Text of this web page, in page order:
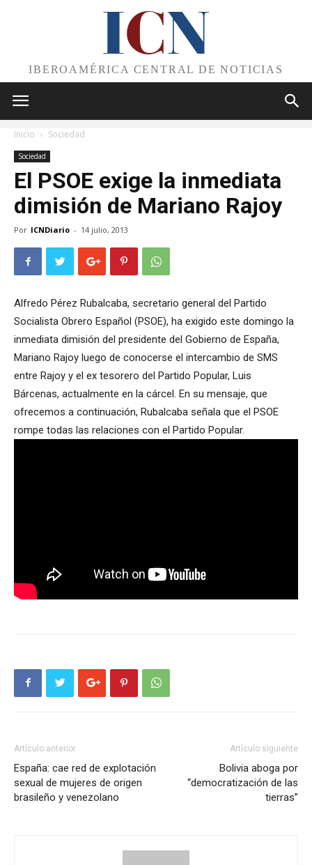
ICN
IBEROAMÉRICA CENTRAL DE NOTICIAS
Inicio Sociedad
Sociedad
El PSOE exige la inmediata
dimisión de Mariano Rajoy
Por ICNDiario - 14 julio, 2013
Alfredo Pérez Rubalcaba, secretario general del Partido
Socialista Obrero Español (PSOE), ha exigido este domingo la
inmediata dimisión del presidente del Gobierno de España,
Mariano Rajoy luego de conocerse el intercambio de SMS
entre Rajoy y el ex tesorero del Partido Popular, Luis
Bárcenas, actualmente en la cárcel. En su mensaje, que
ofrecemos a continuación, Rubalcaba señala que el PSOE
rompe todas las relaciones con el Partido Popular.
Artículo anterior
España: cae red de explotación
sexual de mujeres de origen
brasileño y venezolano
Artículo siguiente
Bolivia aboga por
“democratización de las
tierras”